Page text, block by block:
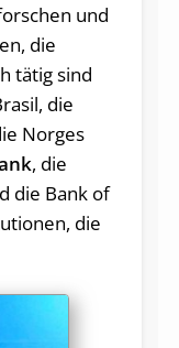
und
die
tätig sind
die
Norges
, die
die Bank of
die